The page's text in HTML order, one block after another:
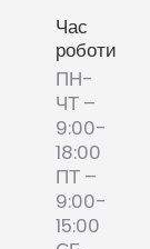
Час
роботи
ПН-
ЧТ –
9:00-
18:00
ПТ –
9:00-
15:00